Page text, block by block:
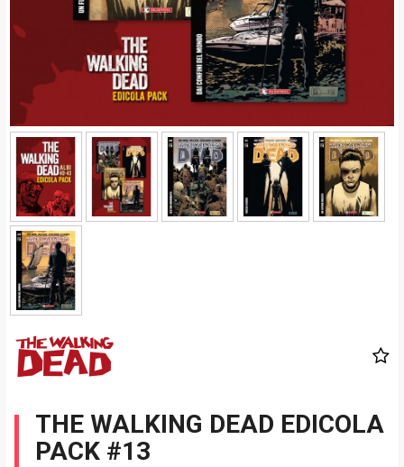
THE WALKING DEAD EDICOLA
PACK #13